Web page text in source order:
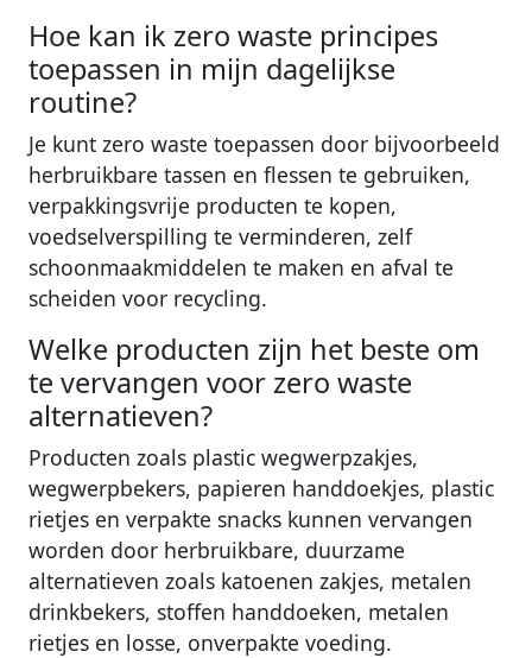
Hoe kan ik zero waste principes
toepassen in mijn dagelijkse
routine?
Je kunt zero waste toepassen door bijvoorbeeld
herbruikbare tassen en flessen te gebruiken,
verpakkingsvrije producten te kopen,
voedselverspilling te verminderen, zelf
schoonmaakmiddelen te maken en afval te
scheiden voor recycling.
Welke producten zijn het beste om
te vervangen voor zero waste
alternatieven?
Producten zoals plastic wegwerpzakjes,
wegwerpbekers, papieren handdoekjes, plastic
rietjes en verpakte snacks kunnen vervangen
worden door herbruikbare, duurzame
alternatieven zoals katoenen zakjes, metalen
drinkbekers, stoffen handdoeken, metalen
rietjes en losse, onverpakte voeding.